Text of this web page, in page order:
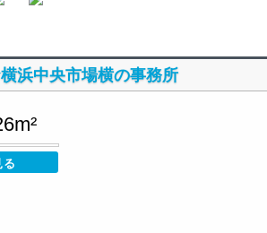
浜中央市場横の事務所